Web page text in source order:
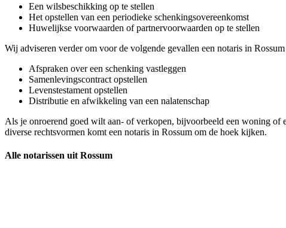
Een wilsbeschikking op te stellen
Het opstellen van een periodieke schenkingsovereenkomst
Huwelijkse voorwaarden of partnervoorwaarden op te stellen
Wij adviseren verder om voor de volgende gevallen een notaris in Rossum
Afspraken over een schenking vastleggen
Samenlevingscontract opstellen
Levenstestament opstellen
Distributie en afwikkeling van een nalatenschap
Als je onroerend goed wilt aan- of verkopen, bijvoorbeeld een woning of
diverse rechtsvormen komt een notaris in Rossum om de hoek kijken.
Alle notarissen uit Rossum